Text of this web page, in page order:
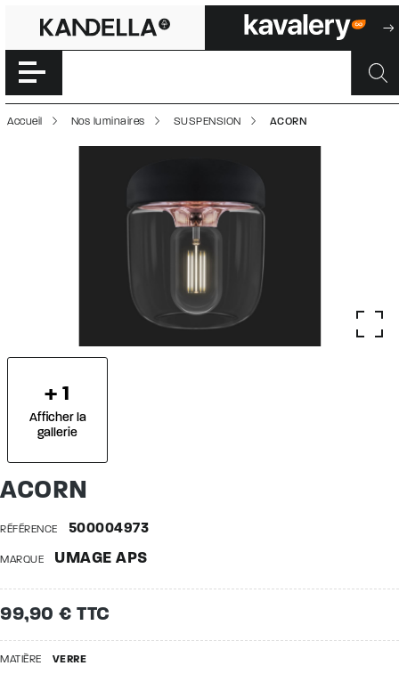
ACORN |
Accéder directement au contenu de la page
Accueil Nos luminaires SUSPENSION ACORN
+ 1
Afficher la
gallerie
ACORN
RÉFÉRENCE 500004973
MARQUE UMAGE APS
99,90 € TTC
MATIÈRE VERRE